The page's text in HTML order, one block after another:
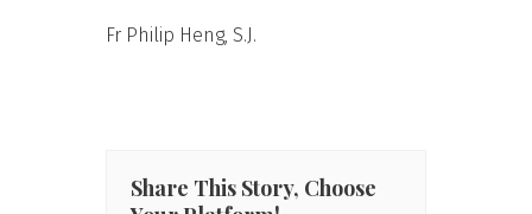
Fr Philip Heng, S.J.
Share This Story, Choose